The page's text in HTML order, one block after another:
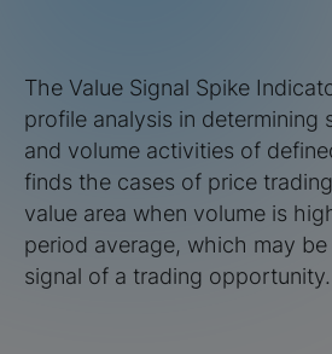
The Value Signal Spike
profile analysis in determining
and volume activities of
finds the cases of price
value area when volume is
period average, which may
signal of a trading opportunity.